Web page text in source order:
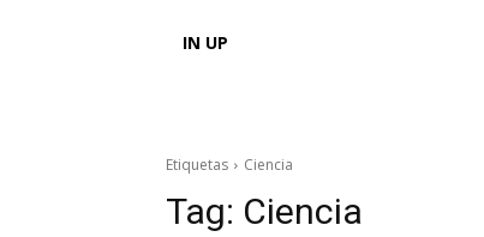
IN UP
Etiquetas Ciencia
Tag: Ciencia